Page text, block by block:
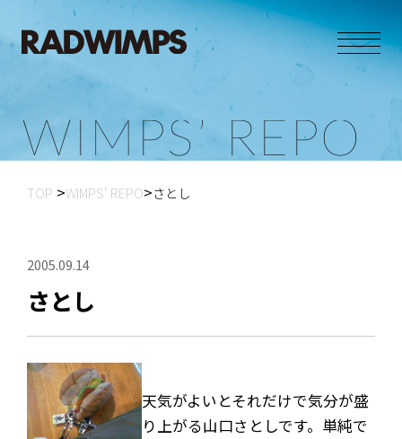
W M PS’ RE PO
TOP WIMPS’ REPO さとし
2005.09.14
さとし
天気がよいとそれだけで気分が盛
り上がる山口さとしです。単純で